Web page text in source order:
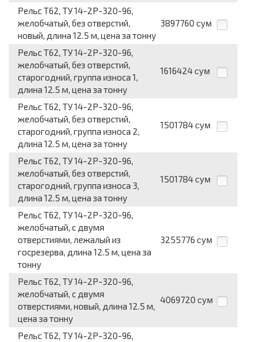
Рельс Т62, ТУ 14-2Р-320-96,
желобчатый, без отверстий,
новый, длина 12.5 м, цена за тонну
3897760 сум
Рельс Т62, ТУ 14-2Р-320-96,
желобчатый, без отверстий,
старогодний, группа износа 1,
длина 12.5 м, цена за тонну
1616424 сум
Рельс Т62, ТУ 14-2Р-320-96,
желобчатый, без отверстий,
старогодний, группа износа 2,
длина 12.5 м, цена за тонну
1501784 сум
Рельс Т62, ТУ 14-2Р-320-96,
желобчатый, без отверстий,
старогодний, группа износа 3,
длина 12.5 м, цена за тонну
1501784 сум
Рельс Т62, ТУ 14-2Р-320-96,
желобчатый, с двумя
отверстиями, лежалый из
госрезерва, длина 12.5 м, цена за
тонну
3255776 сум
Рельс Т62, ТУ 14-2Р-320-96,
желобчатый, с двумя
отверстиями, новый, длина 12.5 м,
цена за тонну
4069720 сум
Рельс Т62, ТУ 14-2Р-320-96,